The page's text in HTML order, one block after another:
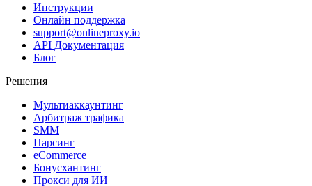
Инструкции
Онлайн поддержка
support@onlineproxy.io
API Документация
Блог
Решения
Мультиаккаунтинг
Арбитраж трафика
SMM
Парсинг
eCommerce
Бонусхантинг
Прокси для ИИ